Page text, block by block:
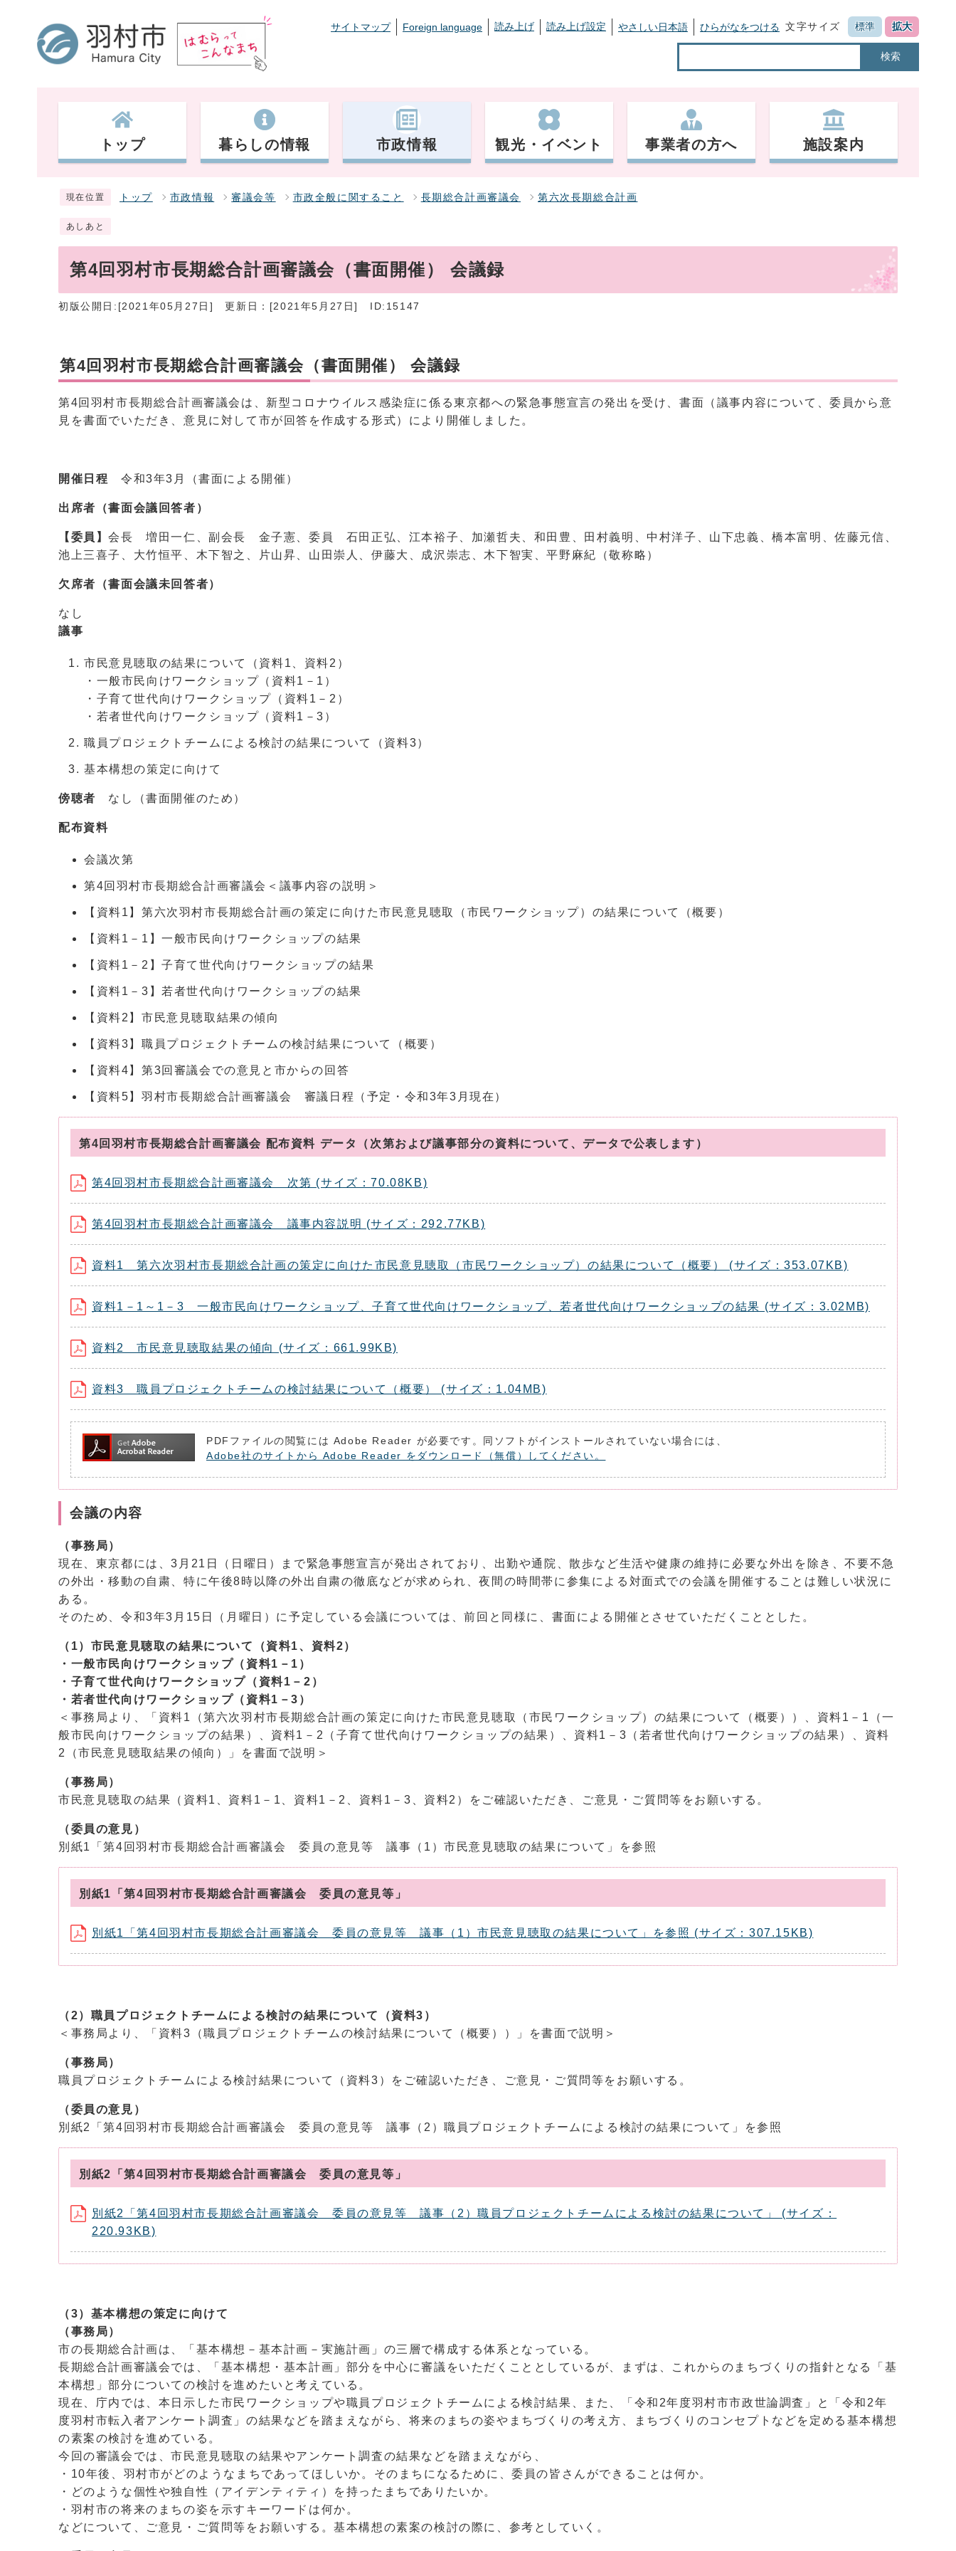
サイトマップ Foreign language 読み上げ 読み上げ設定 やさしい日本語 ひらがなをつける 文字サイズ 標準 拡大
検索
トップ 暮らしの情報 市政情報 観光・イベント 事業者の方へ 施設案内
現在位置 トップ 市政情報 審議会等 市政全般に関すること 長期総合計画審議会 第六次長期総合計画
あしあと
第4回羽村市長期総合計画審議会（書面開催） 会議録
初版公開日:[2021年05月27日] 更新日：[2021年5月27日] ID:15147
第4回羽村市長期総合計画審議会（書面開催） 会議録
第4回羽村市長期総合計画審議会は、新型コロナウイルス感染症に係る東京都への緊急事態宣言の発出を受け、書面（議事内容について、委員から意
見を書面でいただき、意見に対して市が回答を作成する形式）により開催しました。
開催日程 令和3年3月（書面による開催）
出席者（書面会議回答者）
【委員】会長 増田一仁、副会長 金子憲、委員 石田正弘、江本裕子、加瀬哲夫、和田豊、田村義明、中村洋子、山下忠義、橋本富明、佐藤元信、
池上三喜子、大竹恒平、木下智之、片山昇、山田崇人、伊藤大、成沢崇志、木下智実、平野麻紀（敬称略）
欠席者 （書面会議未回答者）
なし
議事
市民意見聴取の結果について（資料1、資料2）
・一般市民向けワークショップ（資料1－1）
・子育て世代向けワークショップ（資料1－2）
・若者世代向けワークショップ（資料1－3）
職員プロジェクトチームによる検討の結果について（資料3）
基本構想の策定に向けて
傍聴者 なし（書面開催のため）
配布資料
会議次第
第4回羽村市長期総合計画審議会＜議事内容の説明＞
【資料1】第六次羽村市長期総合計画の策定に向けた市民意見聴取（市民ワークショップ）の結果について（概要）
【資料1－1】一般市民向けワークショップの結果
【資料1－2】子育て世代向けワークショップの結果
【資料1－3】若者世代向けワークショップの結果
【資料2】市民意見聴取結果の傾向
【資料3】職員プロジェクトチームの検討結果について（概要）
【資料4】第3回審議会での意見と市からの回答
【資料5】羽村市長期総合計画審議会 審議日程（予定・令和3年3月現在）
第4回羽村市長期総合計画審議会 配布資料 データ（次第および議事部分の資料について、データで公表します）
第4回羽村市長期総合計画審議会 次第 (サイズ：70.08KB)
第4回羽村市長期総合計画審議会 議事内容説明 (サイズ：292.77KB)
資料1 第六次羽村市長期総合計画の策定に向けた市民意見聴取（市民ワークショップ）の結果について（概要） (サイズ：353.07KB)
資料1－1～1－3 一般市民向けワークショップ、子育て世代向けワークショップ、若者世代向けワークショップの結果 (サイズ：3.02MB)
資料2 市民意見聴取結果の傾向 (サイズ：661.99KB)
資料3 職員プロジェクトチームの検討結果について（概要） (サイズ：1.04MB)
PDFファイルの閲覧には Adobe Reader が必要です。同ソフトがインストールされていない場合には、
Adobe社のサイトから Adobe Reader をダウンロード（無償）してください。
会議の内容
（事務局）
現在、東京都には、3月21日（日曜日）まで緊急事態宣言が発出されており、出勤や通院、散歩など生活や健康の維持に必要な外出を除き、不要不急
の外出・移動の自粛、特に午後8時以降の外出自粛の徹底などが求められ、夜間の時間帯に参集による対面式での会議を開催することは難しい状況に
ある。
そのため、令和3年3月15日（月曜日）に予定している会議については、前回と同様に、書面による開催とさせていただくこととした。
（1）市民意見聴取の結果について（資料1、資料2）
・一般市民向けワークショップ（資料1－1）
・子育て世代向けワークショップ（資料1－2）
・若者世代向けワークショップ（資料1－3）
＜事務局より、「資料1（第六次羽村市長期総合計画の策定に向けた市民意見聴取（市民ワークショップ）の結果について（概要））、資料1－1（一
般市民向けワークショップの結果）、資料1－2（子育て世代向けワークショップの結果）、資料1－3（若者世代向けワークショップの結果）、資料
2（市民意見聴取結果の傾向）」を書面で説明＞
（事務局）
市民意見聴取の結果（資料1、資料1－1、資料1－2、資料1－3、資料2）をご確認いただき、ご意見・ご質問等をお願いする。
（委員の意見）
別紙1「第4回羽村市長期総合計画審議会 委員の意見等 議事（1）市民意見聴取の結果について」を参照
別紙1「第4回羽村市長期総合計画審議会 委員の意見等」
別紙1「第4回羽村市長期総合計画審議会 委員の意見等 議事（1）市民意見聴取の結果について」を参照 (サイズ：307.15KB)
（2）職員プロジェクトチームによる検討の結果について（資料3）
＜事務局より、「資料3（職員プロジェクトチームの検討結果について（概要））」を書面で説明＞
（事務局）
職員プロジェクトチームによる検討結果について（資料3）をご確認いただき、ご意見・ご質問等をお願いする。
（委員の意見）
別紙2「第4回羽村市長期総合計画審議会 委員の意見等 議事（2）職員プロジェクトチームによる検討の結果について」を参照
別紙2「第4回羽村市長期総合計画審議会 委員の意見等」
別紙2「第4回羽村市長期総合計画審議会 委員の意見等 議事（2）職員プロジェクトチームによる検討の結果について」 (サイズ：
220.93KB)
（3）基本構想の策定に向けて
（事務局）
市の長期総合計画は、「基本構想－基本計画－実施計画」の三層で構成する体系となっている。
長期総合計画審議会では、「基本構想・基本計画」部分を中心に審議をいただくこととしているが、まずは、これからのまちづくりの指針となる「基
本構想」部分についての検討を進めたいと考えている。
現在、庁内では、本日示した市民ワークショップや職員プロジェクトチームによる検討結果、また、「令和2年度羽村市市政世論調査」と「令和2年
度羽村市転入者アンケート調査」の結果などを踏まえながら、将来のまちの姿やまちづくりの考え方、まちづくりのコンセプトなどを定める基本構想
の素案の検討を進めている。
今回の審議会では、市民意見聴取の結果やアンケート調査の結果などを踏まえながら、
・10年後、羽村市がどのようなまちであってほしいか。そのまちになるために、委員の皆さんができることは何か。
・どのような個性や独自性（アイデンティティ）を持ったまちでありたいか。
・羽村市の将来のまちの姿を示すキーワードは何か。
などについて、ご意見・ご質問等をお願いする。基本構想の素案の検討の際に、参考としていく。